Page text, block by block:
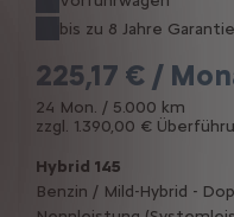
bis zu 8 Jahre Garantie
225,17 € /
24 Mon. / 5.000 km
zzgl. 1.390,00 €
Hybrid 145
Benzin / Mild-Hybrid -